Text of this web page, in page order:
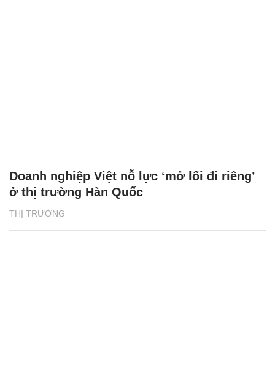
THỊ TRƯỜNG
Doanh nghiệp Việt nỗ lực ‘mở lối đi riêng’
ở thị trường Hàn Quốc